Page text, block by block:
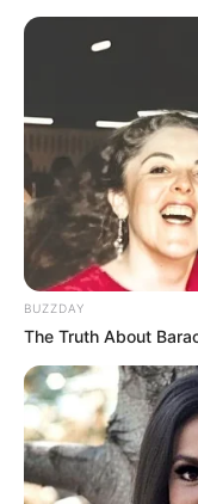
BUZZDAY
The Truth About